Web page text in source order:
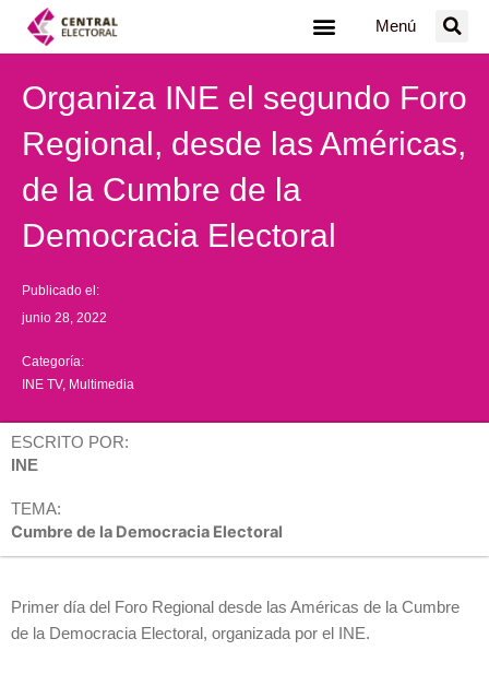
Menú
Organiza INE el segundo Foro
Regional, desde las Américas,
de la Cumbre de la
Democracia Electoral
Publicado el:
junio 28, 2022
Categoría:
INE TV, Multimedia
ESCRITO POR:
INE
TEMA:
Cumbre de la Democracia Electoral
Primer día del Foro Regional desde las Américas de la Cumbre
de la Democracia Electoral, organizada por el INE.